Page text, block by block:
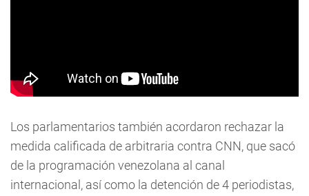
Los parlamentarios también acordaron rechazar la
medida calificada de arbitraria contra CNN, que sacó
de la programación venezolana al canal
internacional, así como la detención de 4 periodistas,